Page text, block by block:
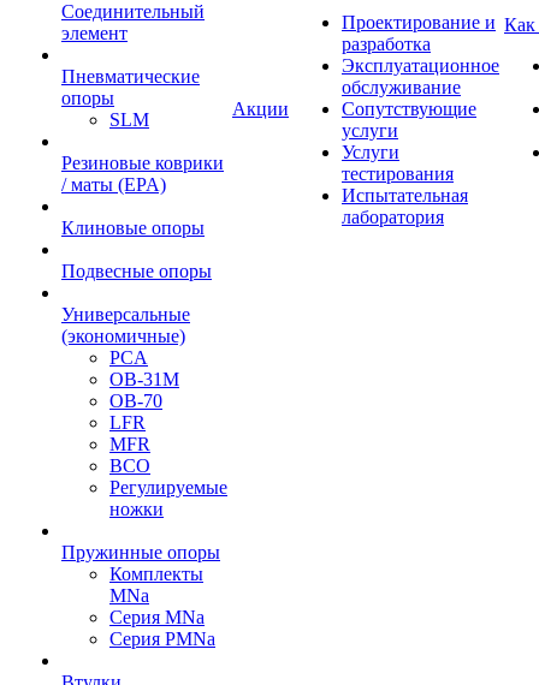
Cоединительный
элемент
Пневматические
опоры
SLM
Резиновые коврики
/ маты (EPA)
Клиновые опоры
Подвесные опоры
Универсальные
(экономичные)
PCA
ОВ-31М
OB-70
LFR
MFR
ВСО
Регулируемые
ножки
Пружинные опоры
Комплекты
MNa
Серия MNa
Серия PMNa
Акции
Проектирование и
разработка
Эксплуатационное
обслуживание
Сопутствующие
услуги
Услуги
тестирования
Испытательная
лаборатория
Как